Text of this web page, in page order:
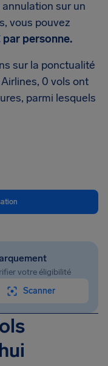
sur un
vous pouvez
par personne.
sur la ponctualité
0 vols ont
parmi lesquels
votre éligibilité
Scanner